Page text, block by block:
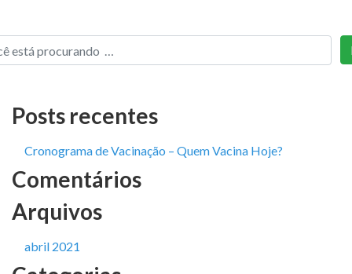
Posts recentes
Cronograma de Vacinação – Quem Vacina Hoje?
Comentários
Arquivos
abril 2021